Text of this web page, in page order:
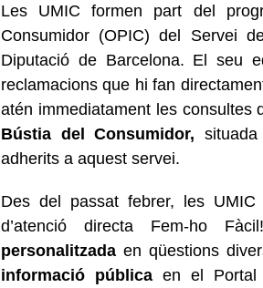
Les UMIC formen part del
Consumidor (OPIC) del Servei
Diputació de Barcelona. El seu
reclamacions que hi fan
atén immediatament les consultes
Bústia del Consumidor,
adherits a aquest servei.
Des del passat febrer, les
d’atenció directa Fem-ho
personalitzada en qüestions
informació pública en el Portal